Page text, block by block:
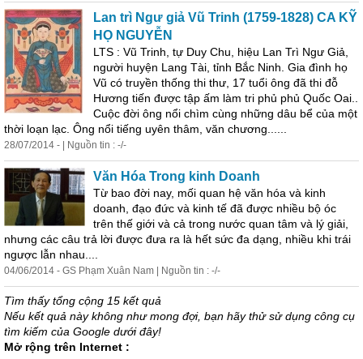
Lan trì Ngư giả Vũ Trinh (1759-1828) CA KỸ
HỌ NGUYỄN
LTS : Vũ Trinh, tự Duy Chu, hiệu Lan Trì Ngư Giả,
người huyện Lang Tài, tỉnh Bắc Ninh. Gia đình họ
Vũ có truyền thống thi thư, 17 tuổi ông đã thi đỗ
Hương tiến được tập ấm làm tri phủ phủ Quốc Oai..
Cuộc đời ông nổi chìm cùng những dâu bể của một
thời loạn lạc. Ông nổi tiếng uyên thâm, văn chương......
28/07/2014 - | Nguồn tin : -/-
Văn Hóa Trong kinh Doanh
Từ bao đời nay, mối quan hệ văn hóa và kinh
doanh, đạo đức và kinh tế đã được nhiều bộ óc
trên thế giới và cả trong nước quan tâm và lý giải,
nhưng các câu trả lời được đưa ra là hết sức đa dạng, nhiều khi trái
ngược lẫn nhau....
04/06/2014 - GS Phạm Xuân Nam | Nguồn tin : -/-
Tìm thấy tổng cộng 15 kết quả
Nếu kết quả này không như mong đợi, bạn hãy thử sử dụng công cụ
tìm kiếm của Google dưới đây!
Mở rộng trên Internet :